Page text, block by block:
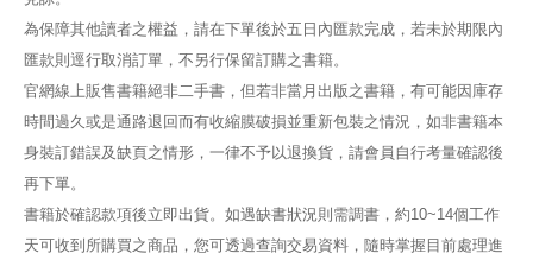
為保障其他讀者之權益，請在下單後於五日內匯款完成，若未於期限內
匯款則逕行取消訂單，不另行保留訂購之書籍。
官網線上販售書籍絕非二手書，但若非當月出版之書籍，有可能因庫存
時間過久或是通路退回而有收縮膜破損並重新包裝之情況，如非書籍本
身裝訂錯誤及缺頁之情形，一律不予以退換貨，請會員自行考量確認後
再下單。
書籍於確認款項後立即出貨。如遇缺書狀況則需調書，約10~14個工作
天可收到所購買之商品，您可透過查詢交易資料，隨時掌握目前處理進